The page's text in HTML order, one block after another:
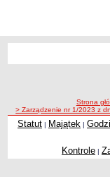
Zespoły Szkół
Techniczne
PRZEDSZKOLA
ścieżka
Strona
> Zarządzenie nr 1/2023 z
Statut | Majątek |
Kontrole |